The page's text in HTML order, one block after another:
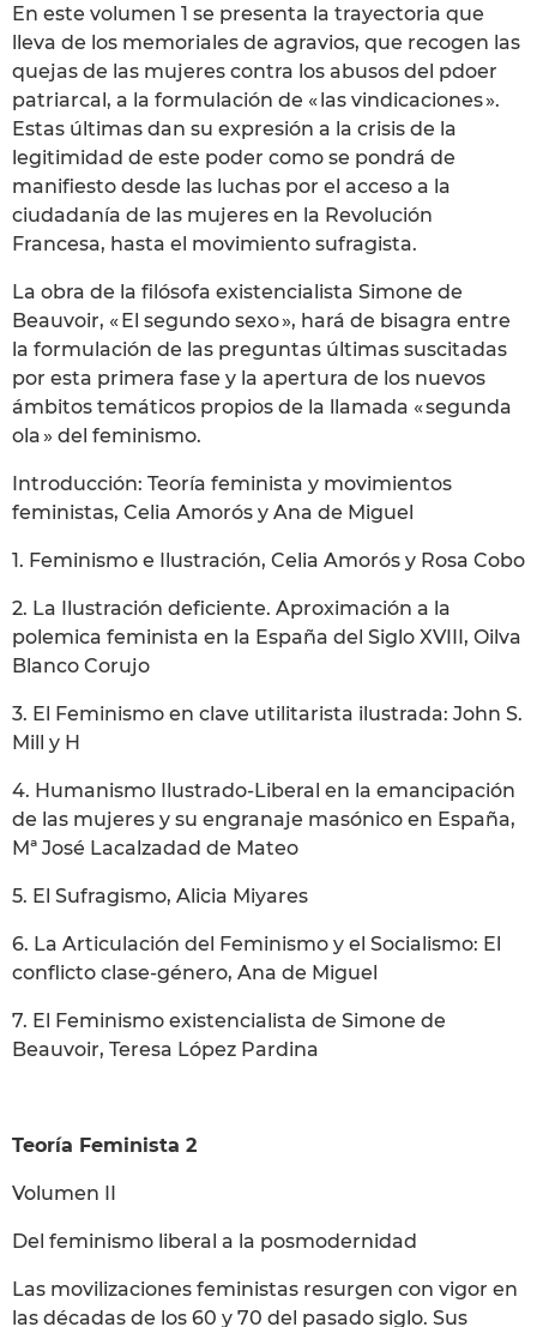
En este volumen 1 se presenta la trayectoria que
lleva de los memoriales de agravios, que recogen las
quejas de las mujeres contra los abusos del pdoer
patriarcal, a la formulación de « las vindicaciones ».
Estas últimas dan su expresión a la crisis de la
legitimidad de este poder como se pondrá de
manifiesto desde las luchas por el acceso a la
ciudadanía de las mujeres en la Revolución
Francesa, hasta el movimiento sufragista.
La obra de la filósofa existencialista Simone de
Beauvoir, « El segundo sexo », hará de bisagra entre
la formulación de las preguntas últimas suscitadas
por esta primera fase y la apertura de los nuevos
ámbitos temáticos propios de la llamada « segunda
ola » del feminismo.
Introducción: Teoría feminista y movimientos
feministas, Celia Amorós y Ana de Miguel
1. Feminismo e Ilustración, Celia Amorós y Rosa Cobo
2. La Ilustración deficiente. Aproximación a la
polemica feminista en la España del Siglo XVIII, Oilva
Blanco Corujo
3. El Feminismo en clave utilitarista ilustrada: John S.
Mill y H
4. Humanismo Ilustrado-Liberal en la emancipación
de las mujeres y su engranaje masónico en España,
Mª José Lacalzadad de Mateo
5. El Sufragismo, Alicia Miyares
6. La Articulación del Feminismo y el Socialismo: El
conflicto clase-género, Ana de Miguel
7. El Feminismo existencialista de Simone de
Beauvoir, Teresa López Pardina
Teoría Feminista 2
Volumen II
Del feminismo liberal a la posmodernidad
Las movilizaciones feministas resurgen con vigor en
las décadas de los 60 y 70 del pasado siglo. Sus